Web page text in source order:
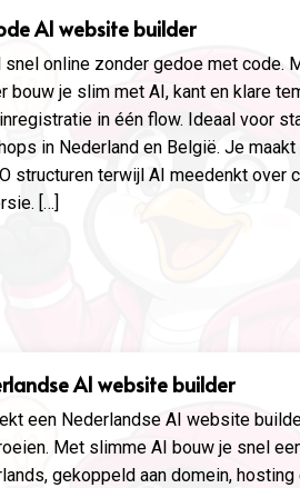
AI website builder
online zonder gedoe met code.
bouw je slim met AI, kant en klare
in één flow. Ideaal voor
in Nederland en België. Je
structuren terwijl AI meedenkt over
[…]
AI website builder
een Nederlandse AI website
Met slimme AI bouw je snel
gekoppeld aan domein,